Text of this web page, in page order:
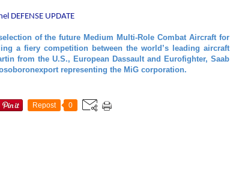
DEFENSE UPDATE
of the future Medium Multi-Role Combat Aircraft for
a fiery competition between the world’s leading aircraft
from the U.S., European Dassault and Eurofighter, Saab
representing the MiG corporation.
Repost 0